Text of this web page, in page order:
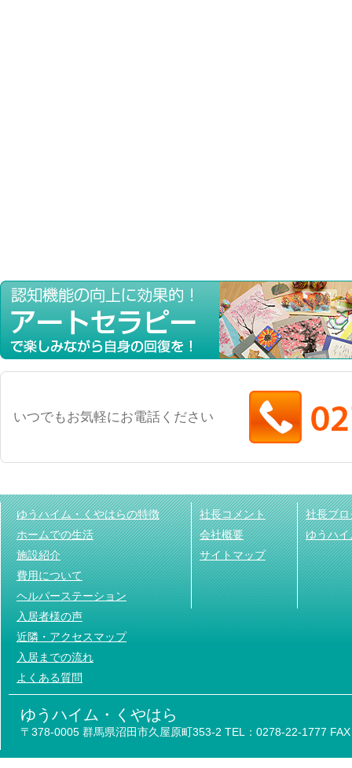
いつでもお気軽にお電話ください
ゆうハイム・くやはらの特徴
ホームでの生活
施設紹介
費用について
ヘルパーステーション
入居者様の声
近隣・アクセスマップ
入居までの流れ
よくある質問
社長コメント
会社概要
サイトマップ
社長ブロ
ゆうハ
ゆうハイム・くやはら
〒378-0005 群馬県沼田市久屋原町353-2 TEL：0278-22-1777